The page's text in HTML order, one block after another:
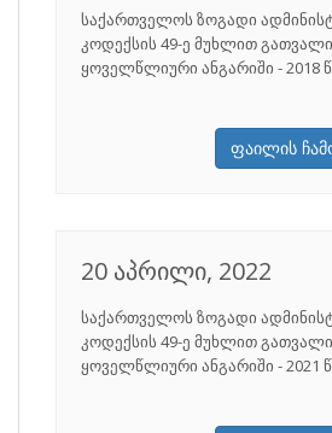
საქართველოს ზოგადი
კოდექსის 49-­ე მუხლით
ყოველწლიური ანგარიში - 2018
ფაილის
20 აპრილი, 2022
საქართველოს ზოგადი
კოდექსის 49-­ე მუხლით
ყოველწლიური ანგარიში - 2021